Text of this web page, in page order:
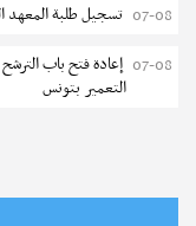
07-08 تسجيل طلبة المعهد
07-08 إعادة فتح باب
التعمير بتونس